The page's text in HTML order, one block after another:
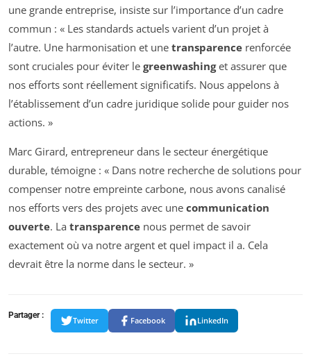
une grande entreprise, insiste sur l’importance d’un cadre
commun : « Les standards actuels varient d’un projet à
l’autre. Une harmonisation et une transparence renforcée
sont cruciales pour éviter le greenwashinget assurer que
nos efforts sont réellement significatifs. Nous appelons à
l’établissement d’un cadre juridique solide pour guider nos
actions. »
Marc Girard, entrepreneur dans le secteur énergétique
durable, témoigne : « Dans notre recherche de solutions pour
compenser notre empreinte carbone, nous avons canalisé
nos efforts vers des projets avec une communication
ouverte. La transparence nous permet de savoir
exactement où va notre argent et quel impact il a. Cela
devrait être la norme dans le secteur. »
Partager :
Twitter Facebook LinkedIn